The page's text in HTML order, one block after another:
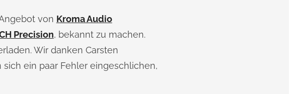
von Kroma Audio
Precision, bekannt zu machen.
Wir danken Carsten
ein paar Fehler eingeschlichen,